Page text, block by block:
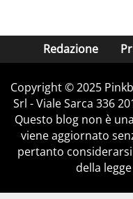
Redazione
Copyright © 2025
Srl - Viale Sarca 336
Questo blog non è
viene aggiornato
pertanto
della